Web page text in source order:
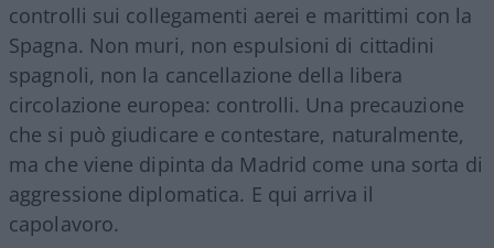
controlli sui collegamenti aerei e marittimi con la
Spagna. Non muri, non espulsioni di cittadini
spagnoli, non la cancellazione della libera
circolazione europea: controlli. Una precauzione
che si può giudicare e contestare, naturalmente,
ma che viene dipinta da Madrid come una sorta di
aggressione diplomatica. E qui arriva il
capolavoro.